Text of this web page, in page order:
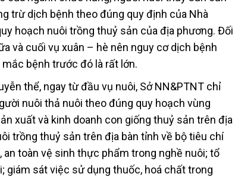
trừ dịch bệnh theo đúng quy định của Nhà
hoạch nuôi trồng thuỷ sản của địa phương. Đối
và cuối vụ xuân – hè nên nguy cơ dịch bệnh
bệnh trước đó là rất lớn.
thể, ngay từ đầu vụ nuôi, Sở NN&PTNT chỉ
nuôi thả nuôi theo đúng quy hoạch vùng
xuất và kinh doanh con giống thuỷ sản trên địa
trồng thuỷ sản trên địa bàn tỉnh về bộ tiêu chí
an toàn vệ sinh thực phẩm trong nghề nuôi; tổ
sát việc sử dụng thuốc, hoá chất trong